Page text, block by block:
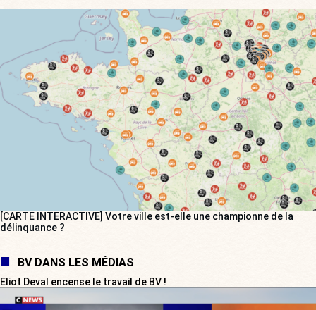
[CARTE INTERACTIVE] Votre ville est-elle une championne de la
délinquance ?
BV DANS LES MÉDIAS
Eliot Deval encense le travail de BV !